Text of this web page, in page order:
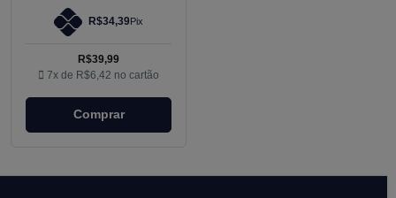
R$34,39Pix
R$39,99
7x de R$6,42 no cartão
Comprar